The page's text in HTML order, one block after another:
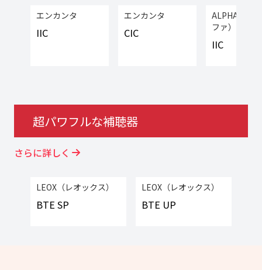
エンカンタ
IIC
エンカンタ
CIC
ALPHA（アル
ファ）
IIC
超パワフルな補聴器
さらに詳しく
LEOX（レオックス）
BTE SP
LEOX（レオックス）
BTE UP